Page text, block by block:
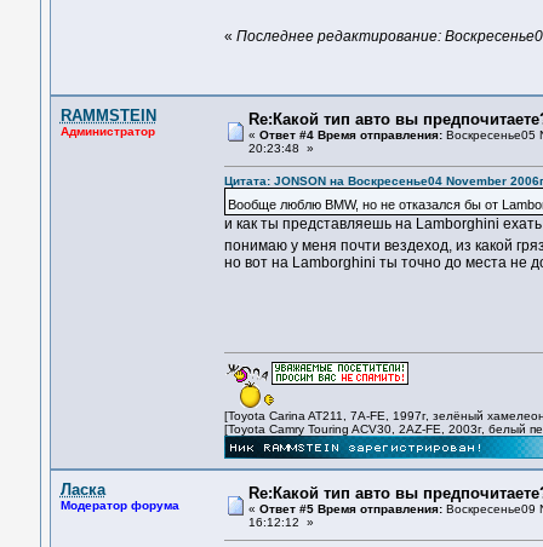
« Последнее редактирование:
RAMMSTEIN
Администратор
Re:Какой тип авто вы
« Ответ #4 Время отправления:Воскресенье05
20:23:48 »
Цитата: JONSON на Воскресенье04 November
Вообще люблю BMW, но не отказался бы от
и как ты представляешь на Lamborghini
понимаю у меня почти вездеход, из какой
но вот на Lamborghini ты точно до места не
[Toyota Carina AT211, 7A-FE, 1997г, зелёный
[Toyota Camry Touring ACV30, 2AZ-FE, 2003г, белый
Ласка
Модератор форума
Re:Какой тип авто вы
« Ответ #5 Время отправления:Воскресенье09
16:12:12 »